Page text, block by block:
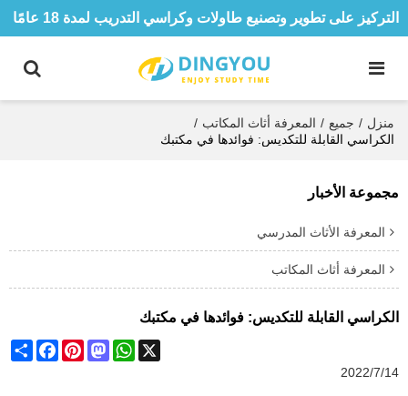
التركيز على تطوير وتصنيع طاولات وكراسي التدريب لمدة 18 عامًا
منزل / جميع / المعرفة أثاث المكاتب /
الكراسي القابلة للتكديس: فوائدها في مكتبك
مجموعة الأخبار
المعرفة الأثاث المدرسي
المعرفة أثاث المكاتب
الكراسي القابلة للتكديس: فوائدها في مكتبك
FacebookPinterest
Mastodon
WhatsApp
X
2022/7/14